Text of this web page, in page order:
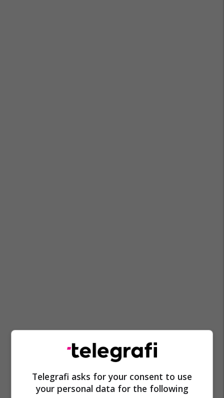
Telegrafi asks for your consent to use
your personal data for the following